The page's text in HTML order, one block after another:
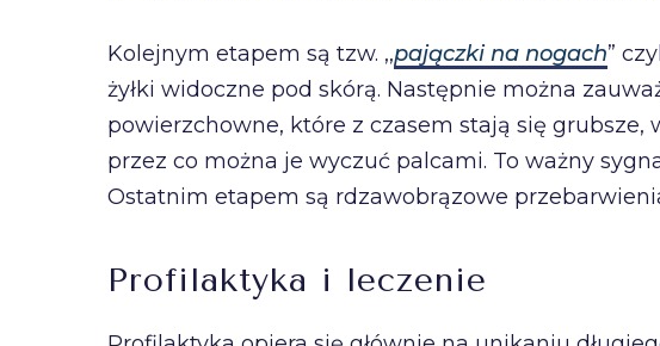
Kolejnym etapem są tzw. ,,pajączki na nogach”
żyłki widoczne pod skórą. Następnie można
powierzchowne, które z czasem stają się grubsze,
przez co można je wyczuć palcami. To ważny
Ostatnim etapem są rdzawobrązowe
Profilaktyka i leczenie